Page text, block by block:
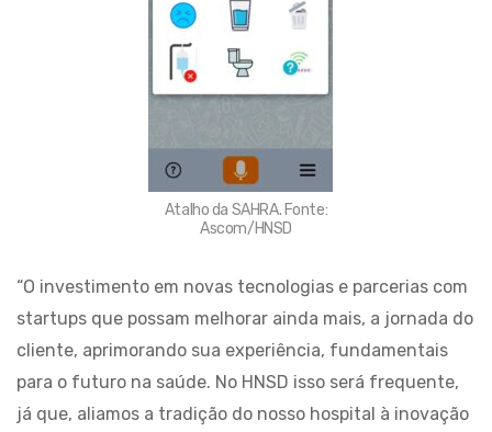
Atalho da SAHRA. Fonte:
Ascom/HNSD
“O investimento em novas tecnologias e parcerias com
startups que possam melhorar ainda mais, a jornada do
cliente, aprimorando sua experiência, fundamentais
para o futuro na saúde. No HNSD isso será frequente,
já que, aliamos a tradição do nosso hospital à inovação